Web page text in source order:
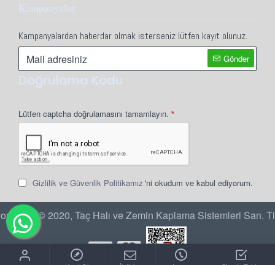
Kampanyalar
Kampanyalardan haberdar olmak isterseniz lütfen kayıt olunuz.
Gönder
Doğrulama Kodu
Lütfen captcha doğrulamasını tamamlayın.
Gizlilik ve Güvenlik Politikamız 'ni okudum ve kabul ediyorum.
© 2020, Taç Halı ve Zemin Kaplama Sistemleri San.